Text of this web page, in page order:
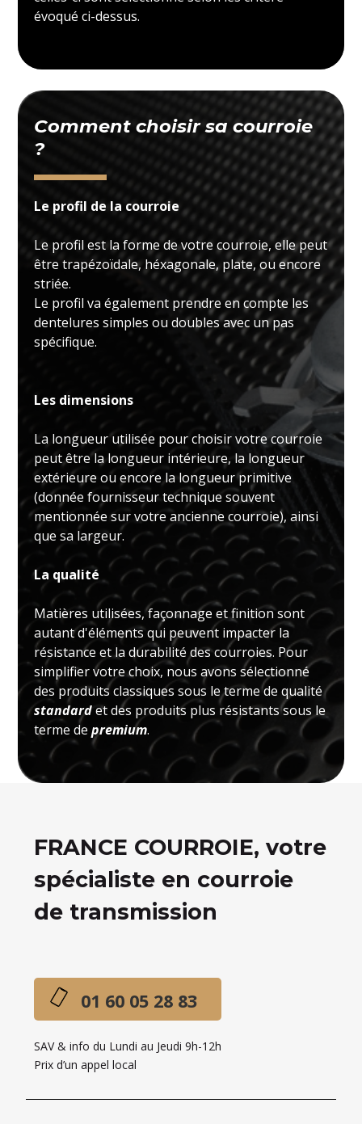
évoqué ci-dessus.
Comment choisir sa courroie
?
Le profil de la courroie
Le profil est la forme de votre courroie, elle peut
être trapézoïdale, héxagonale, plate, ou encore
striée.
Le profil va également prendre en compte les
dentelures simples ou doubles avec un pas
spécifique.
Les dimensions
La longueur utilisée pour choisir votre courroie
peut être la longueur intérieure, la longueur
extérieure ou encore la longueur primitive
(donnée fournisseur technique souvent
mentionnée sur votre ancienne courroie), ainsi
que sa largeur.
La qualité
Matières utilisées, façonnage et finition sont
autant d'éléments qui peuvent impacter la
résistance et la durabilité des courroies. Pour
simplifier votre choix, nous avons sélectionné
des produits classiques sous le terme de qualité
standardet des produits plus résistants sous le
terme depremium.
FRANCE COURROIE, votre
spécialiste en courroie
de transmission
01 60 05 28 83
SAV & info du Lundi au Jeudi 9h-12h
Prix d’un appel local